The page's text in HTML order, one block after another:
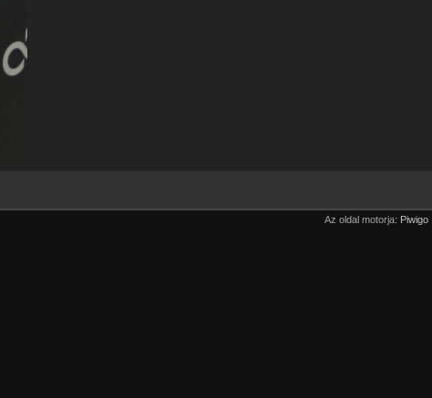
Az oldal motorja: Piwigo